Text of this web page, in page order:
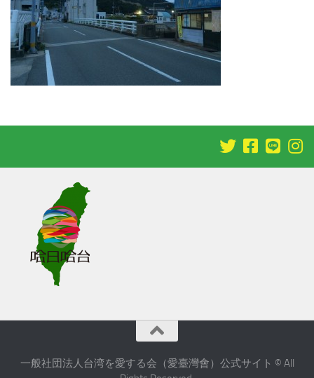
一般社団法人台湾を愛する会（愛臺灣會）公式サイト © All